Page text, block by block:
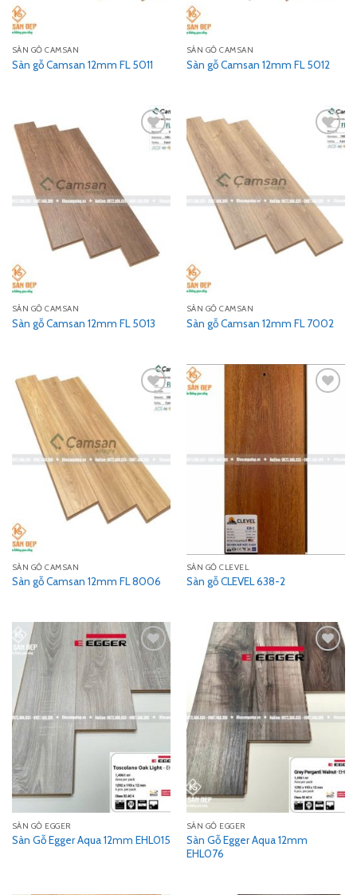
SÀN GỖ CAMSAN
Sàn gỗ Camsan 12mm FL 5011
SÀN GỖ CAMSAN
Sàn gỗ Camsan 12mm FL 5012
Add
SÀN GỖ CAMSAN
Sàn gỗ Camsan 12mm FL 5013
Add
SÀN GỖ CAMSAN
Sàn gỗ Camsan 12mm FL 7002
Add
SÀN GỖ CAMSAN
Sàn gỗ Camsan 12mm FL 8006
SÀN GỖ CLEVEL
Sàn gỗ CLEVEL 638-2
Add
to
wishlist
SÀN GỖ EGGER
Sàn Gỗ Egger Aqua 12mm EHL015
Add
to
wishlist
SÀN GỖ EGGER
Sàn Gỗ Egger Aqua 12mm
EHL076